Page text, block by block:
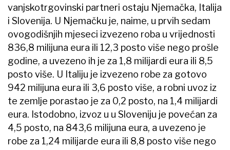
vanjskotrgovinski partneri ostaju Njemačka, Italija
i Slovenija. U Njemačku je, naime, u prvih sedam
ovogodišnjih mjeseci izvezeno roba u vrijednosti
836,8 milijuna eura ili 12,3 posto više nego prošle
godine, a uvezeno ih je za 1,8 milijardi eura ili 8,5
posto više. U Italiju je izvezeno robe za gotovo
942 milijuna eura ili 3,6 posto više, a robni uvoz iz
te zemlje porastao je za 0,2 posto, na 1,4 milijardi
eura. Istodobno, izvoz u u Sloveniju je povećan za
4,5 posto, na 843,6 milijuna eura, a uvezeno je
robe za 1,24 milijarde eura ili 8,8 posto više nego